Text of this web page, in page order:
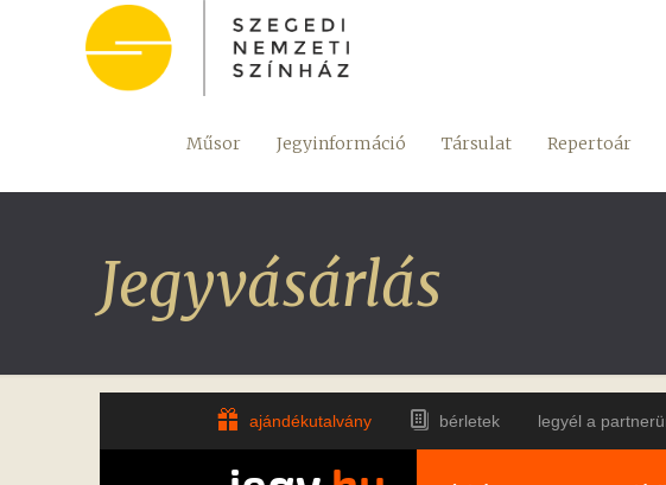
Műsor Jegyinformáció Társulat Repertoár
Jegyvásárlás